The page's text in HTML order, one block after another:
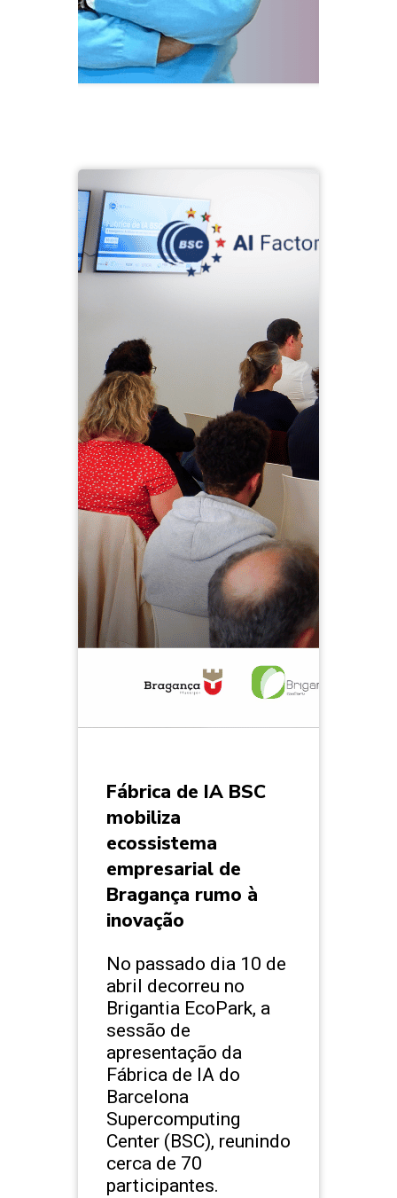
Fábrica de IA BSC
mobiliza
ecossistema
empresarial de
Bragança rumo à
inovação
No passado dia 10 de
abril decorreu no
Brigantia EcoPark, a
sessão de
apresentação da
Fábrica de IA do
Barcelona
Supercomputing
Center (BSC), reunindo
cerca de 70
participantes.